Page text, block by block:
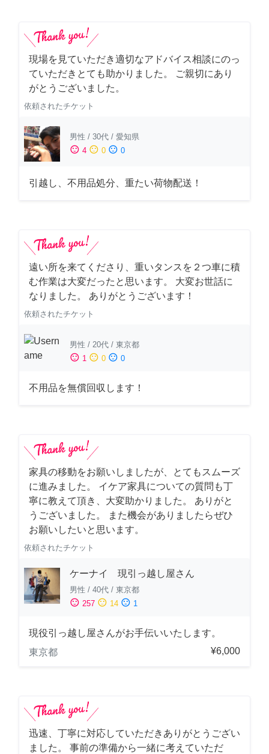
現場を見ていただき適切なアドバイス相談にのっ
ていただきとても助かりました。 ご親切にあり
がとうございました。
依頼されたチケット
男性 / 30代 / 愛知県
sentiment_satisfied 4 sentiment_neutral 0 sentiment_dissatisfied 0
引越し、不用品処分、重たい荷物配送！
遠い所を来てくださり、重いタンスを２つ車に積
む作業は大変だったと思います。 大変お世話に
なりました。 ありがとうございます！
依頼されたチケット
男性 / 20代 / 東京都
sentiment_satisfied 1 sentiment_neutral 0 sentiment_dissatisfied 0
不用品を無償回収します！
家具の移動をお願いしましたが、とてもスムーズ
に進みました。 イケア家具についての質問も丁
寧に教えて頂き、大変助かりました。 ありがと
うございました。 また機会がありましたらぜひ
お願いしたいと思います。
依頼されたチケット
ケーナイ 現引っ越し屋さん
男性 / 40代 / 東京都
sentiment_satisfied 257 sentiment_neutral 14 sentiment_dissatisfied 1
現役引っ越し屋さんがお手伝いいたします。
東京都
¥6,000
迅速、丁寧に対応していただきありがとうござい
ました。 事前の準備から一緒に考えていただ